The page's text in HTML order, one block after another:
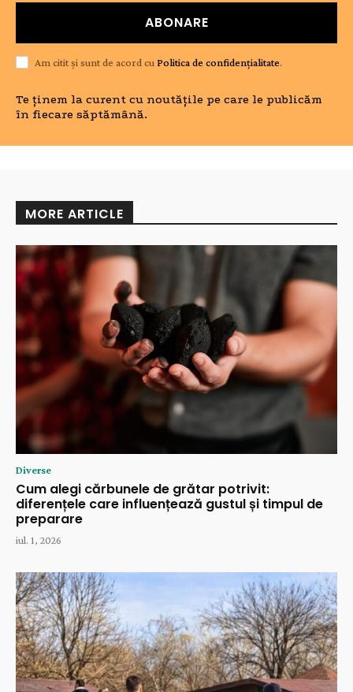
ABONARE
Am citit și sunt de acord cu Politica de confidențialitate.
Te ținem la curent cu noutățile pe care le publicăm
în fiecare săptămână.
MORE ARTICLE
Diverse
Cum alegi cărbunele de grătar potrivit:
diferențele care influențează gustul și timpul de
preparare
iul. 1, 2026